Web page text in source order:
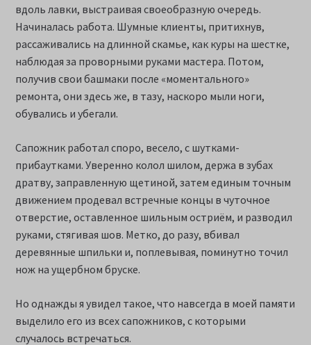
вдоль лавки, выстраивая своеобразную очередь.
Начиналась работа. Шумные клиенты, притихнув,
рассаживались на длинной скамье, как куры на шестке,
наблюдая за проворными руками мастера. Потом,
получив свои башмаки после «моментального»
ремонта, они здесь же, в тазу, наскоро мыли ноги,
обувались и убегали.
Сапожник работал споро, весело, с шутками-
прибаутками. Уверенно колол шилом, держа в зубах
дратву, заправленную щетиной, затем единым точным
движением продевал встречные концы в чуточное
отверстие, оставленное шильным остриём, и разводил
руками, стягивая шов. Метко, до разу, вбивал
деревянные шпильки и, поплевывая, поминутно точил
нож на ущербном бруске.
Но однажды я увидел такое, что навсегда в моей памяти
выделило его из всех сапожников, с которыми
случалось встречаться.